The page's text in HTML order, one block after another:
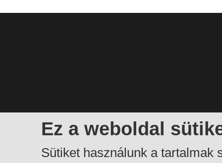
Ez a weboldal
Sütiket használunk a tartalmak